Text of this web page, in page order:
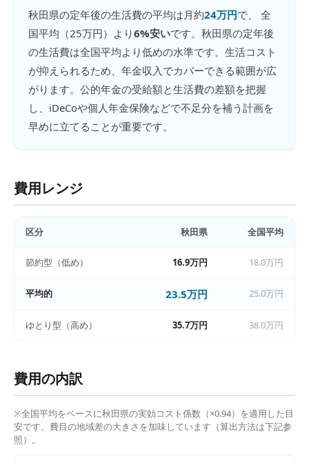
秋田県の定年後の生活費の平均は月約24万円で、 全
国平均（25万円）より6%安いです。 秋田県の定年後
の生活費は全国平均より低めの水準です。生活コスト
が抑えられるため、年金収入でカバーできる範囲が広
がります。公的年金の受給額と生活費の差額を把握
し、iDeCoや個人年金保険などで不足分を補う計画を
早めに立てることが重要です。
費用レンジ
区分 秋田県 全国平均
節約型（低め） 16.9万円 18.0万円
平均的 23.5万円 25.0万円
ゆとり型（高め） 35.7万円 38.0万円
費用の内訳
※全国平均をベースに秋田県の実効コスト係数（×0.94）を適用した目
安です。費目の地域差の大きさを加味しています（算出方法は下記参
照）。